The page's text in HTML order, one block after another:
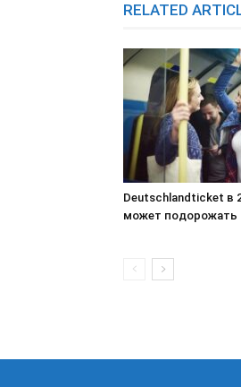
RELATED
Deutschlandticket в
может подорожать